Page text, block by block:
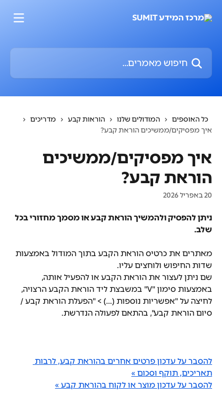
חיפוש מאמרים...
כל האוספים המודולים שלנו הוראות קבע
מדריכים
איך מפסיקים/ממשיכים הוראת קבע?
איך מפסיקים/ממשיכים
הוראת קבע?
20 באפריל 2026
ניתן להפסיק ולהמשיך הוראת קבע או מסמך מחזורי בכל
שלב.
מאתרים את כרטיס הוראת הקבע בתוך המודול באמצעות
שדות החיפוש ולוחצים עליו.
שם ניתן לעצור את הוראת הקבע או להפעיל אותה,
באמצעות סימון "V" במשבצת ליד הוראת הקבע הרצויה,
לחיצה על "אפשריות נוספות (...) > "הפעלת הוראת קבע /
סיום הוראת קבע", בהתאם לפעולה הנדרשת.
להסבר על עדכון פרטים אחרים בהוראת קבע, לרבות
תאריכים, תוקף וסכום »
להסבר על עדכון מוצר או לקוח בהוראת קבע »